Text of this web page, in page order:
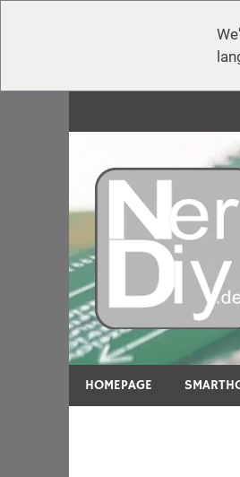
Op nerdiy.de draait
HOMEPAGE